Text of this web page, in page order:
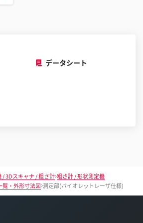
データシート
/ 3Dスキャナ / 粗さ計 粗さ計 / 形状測定機
覧・外形寸法図 測定部(バイオレットレーザ仕様)